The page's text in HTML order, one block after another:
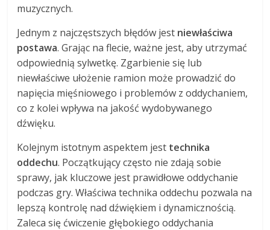
muzycznych.
Jednym z najczęstszych błędów jest niewłaściwa
postawa. Grając na flecie, ważne jest, aby utrzymać
odpowiednią sylwetkę. Zgarbienie się lub
niewłaściwe ułożenie ramion może prowadzić do
napięcia mięśniowego i problemów z oddychaniem,
co z kolei wpływa na jakość wydobywanego
dźwięku.
Kolejnym istotnym aspektem jest technika
oddechu. Początkujący często nie zdają sobie
sprawy, jak kluczowe jest prawidłowe oddychanie
podczas gry. Właściwa technika oddechu pozwala na
lepszą kontrolę nad dźwiękiem i dynamicznością.
Zaleca się ćwiczenie głębokiego oddychania